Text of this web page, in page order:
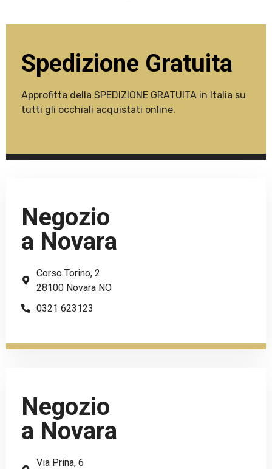
Spedizione Gratuita
Approfitta della SPEDIZIONE GRATUITA in Italia su
tutti gli occhiali acquistati online.
Negozio
a Novara
Corso Torino, 2
28100 Novara NO
0321 623123
Negozio
a Novara
Via Prina, 6